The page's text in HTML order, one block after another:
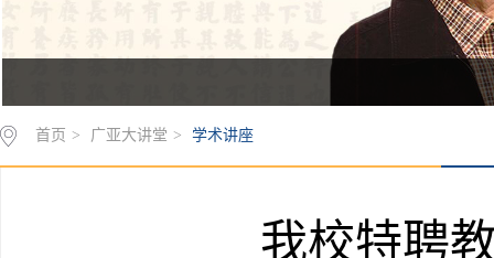
首页 > 广亚大讲堂 > 学术讲座
我校特聘